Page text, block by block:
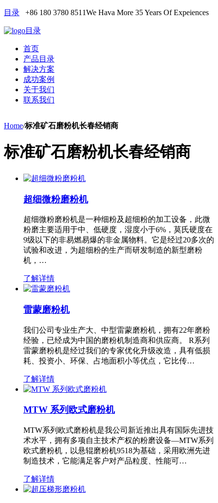
目录 +86 180 3780 8511We Hava More 35 Years Of Expeiences
目录
首页
产品目录
解决方案
成功案例
关于我们
联系我们
Home/标准矿石磨粉机长春经销商
标准矿石磨粉机长春经销商
超细微粉磨粉机
超细微粉磨粉机是一种细粉及超细粉的加工设备，此微
粉磨主要适用于中、低硬度，湿度小于6%，莫氏硬度在
9级以下的非易燃易爆的非金属物料。它是经过20多次的
试验和改进，为超细粉的生产而研发制造的新型磨粉
机，…
了解详情
雷蒙磨粉机
我们公司专业生产大、中型雷蒙磨粉机，拥有22年磨粉
经验，已经成为中国的磨粉机制造商和供应商。 R系列
雷蒙磨粉机是经过我们的专家优化升级改造，具有低损
耗、投资小、环保、占地面积小等优点，它比传…
了解详情
MTW 系列欧式磨粉机
MTW系列欧式磨粉机是我公司新近推出具有国际先进技
术水平，拥有多项自主技术产权的粉磨设备—MTW系列
欧式磨粉机，以悬辊磨粉机9518为基础，采用欧洲先进
制造技术，它能满足客户对产品粒度、性能可…
了解详情